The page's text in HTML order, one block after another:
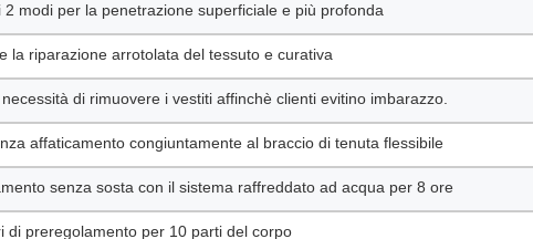
2 modi per la penetrazione superficiale e più profonda
la riparazione arrotolata del tessuto e curativa
di rimuovere i vestiti affinchè clienti evitino imbarazzo.
affaticamento congiuntamente al braccio di tenuta flessibile
senza sosta con il sistema raffreddato ad acqua per 8 ore
di preregolamento per 10 parti del corpo